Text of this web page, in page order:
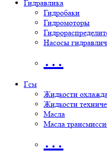
Гидравлика
Гидробаки
Гидромоторы
Насосы
…
Гсм
Жидкости
Жидкости
Масла
Масла
…